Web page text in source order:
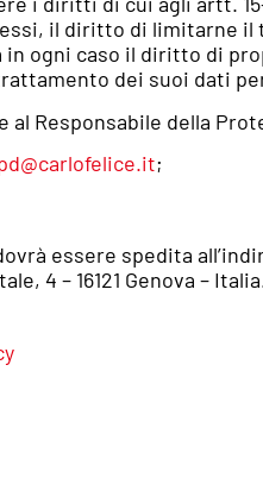
il diritto di
ogni caso il diritto di
dei suoi dati
Responsabile della
;
essere spedita
4 – 16121 Genova –